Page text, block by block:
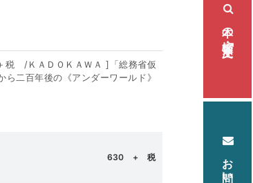
本の検索・注文
/ＫＡＤＯＫＡＷＡ ]「総務省仮
二百年後の《アンダーワールド》
ｅｃ 630 + 税